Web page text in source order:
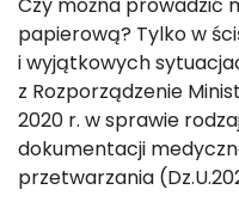
Czy można prowadzić
papierową? Tylko w
i wyjątkowych
z Rozporządzenie
2020 r. w sprawie
dokumentacji
przetwarzania